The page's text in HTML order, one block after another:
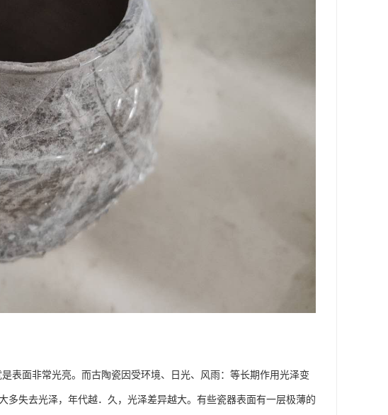
表面非常光亮。而古陶瓷因受环境、日光、风雨：等长期作用光泽变
失去光泽，年代越．久，光泽差异越大。有些瓷器表面有一层极薄的